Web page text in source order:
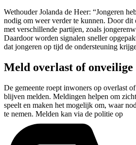
Wethouder Jolanda de Heer: “Jongeren
nodig om weer verder te kunnen. Door dit
met verschillende partijen, zoals
Daardoor worden signalen sneller
dat jongeren op tijd de ondersteuning
Meld overlast of onveilige
De gemeente roept inwoners op overlast
blijven melden. Meldingen helpen om
speelt en maken het mogelijk om, waar
te nemen. Melden kan via de politie op